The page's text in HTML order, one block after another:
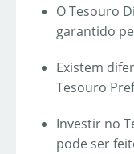
O Tesouro
garantido
Existem
Tesouro
Investir no
pode ser